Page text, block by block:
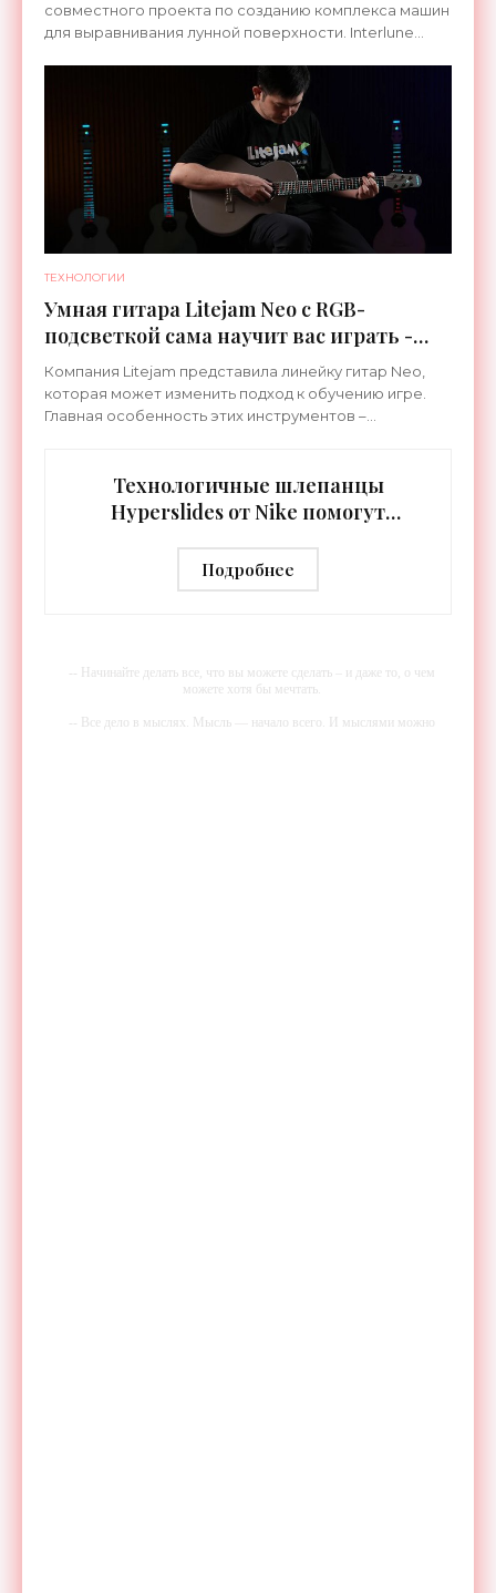
совместного проекта по созданию комплекса машин
для выравнивания лунной поверхности. Interlune
ТЕХНОЛОГИИ
Умная гитара Litejam Neo с RGB-
подсветкой сама научит вас играть -
«Гаджеты»
Компания Litejam представила линейку гитар Neo,
которая может изменить подход к обучению игре.
Главная особенность этих инструментов –
Технологичные шлепанцы
Hyperslides от Nike помогут
тренировки - «Гаджеты»
Подробнее
-- Начинайте делать все, что вы можете сделать – и даже то, о чем
можете хотя бы мечтать.
-- Все дело в мыслях. Мысль — начало всего. И мыслями можно